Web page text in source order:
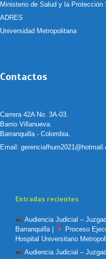
Ministerio de Salud y la Protección
ADRES
Universidad Metropolitana
Contactos
Carrera 42A No. 3A-03.
Barrio Villanueva.
Barranquilla - Colombia.
Email:
Entradas recientes
Audiencia Judicial –
Barranquilla |
Proceso
Hospital Universitario
Audiencia Judicial –